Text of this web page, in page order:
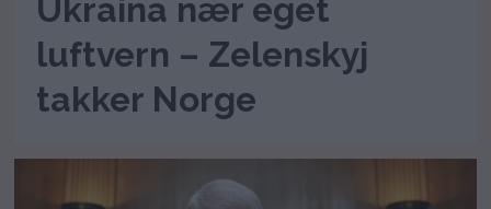
Ukraina nær eget
luftvern – Zelenskyj
takker Norge